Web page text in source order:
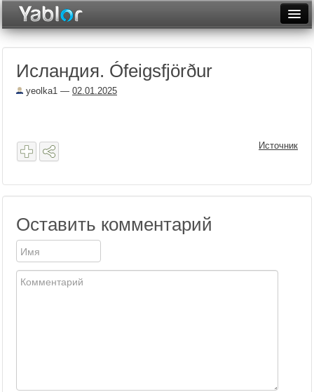
Неделя
Исландия. Ófeigsfjörður
yeolka1 — 02.01.2025
Источник
Оставить комментарий